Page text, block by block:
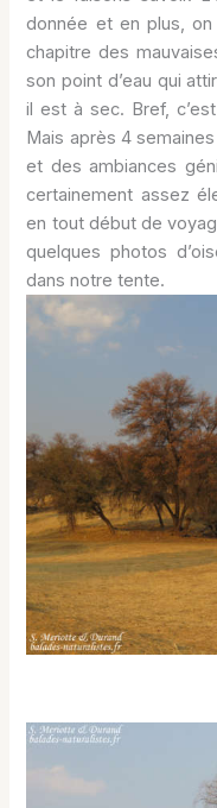
donnée et en plus,
chapitre des
son point d’eau qui
il est à sec. Bref,
Mais après 4
et des ambiances
certainement assez
en tout début de
quelques photos
dans notre tente.